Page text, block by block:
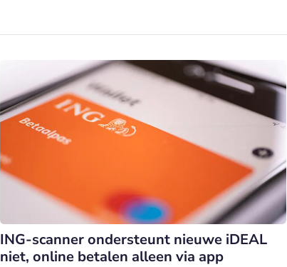
ING-scanner ondersteunt nieuwe iDEAL
niet, online betalen alleen via app